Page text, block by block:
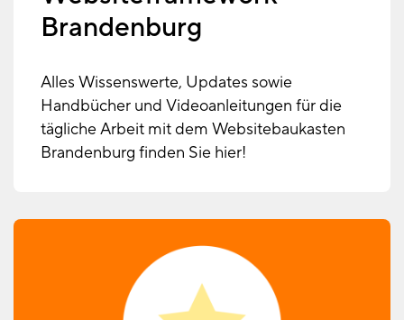
Brandenburg
Alles Wissenswerte, Updates sowie
Handbücher und Videoanleitungen für die
tägliche Arbeit mit dem Websitebaukasten
Brandenburg finden Sie hier!